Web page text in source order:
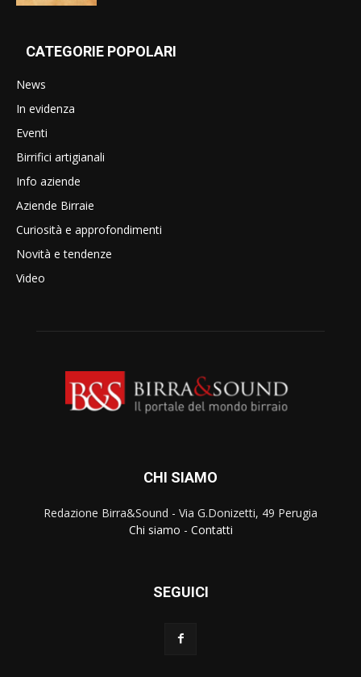
CATEGORIE POPOLARI
News
In evidenza
Eventi
Birrifici artigianali
Info aziende
Aziende Birraie
Curiosità e approfondimenti
Novità e tendenze
Video
CHI SIAMO
Redazione Birra&Sound - Via G.Donizetti, 49 Perugia
Chi siamo - Contatti
SEGUICI